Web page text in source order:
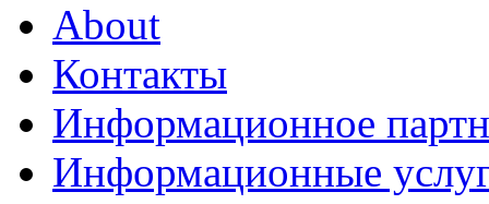
About
Контакты
Информационное
Информационные